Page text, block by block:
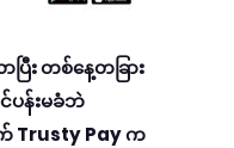
း တစ်နေ့တခြား
ပန်းမခံဘဲ
Pay က